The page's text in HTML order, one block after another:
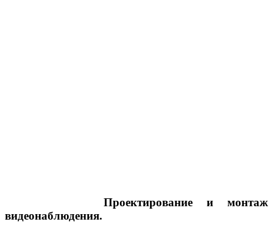
Проектирование и монтаж
видеонаблюдения.